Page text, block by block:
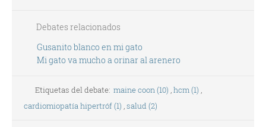
Debates relacionados
Gusanito blanco en mi gato
Mi gato va mucho a orinar al arenero
Etiquetas del debate:maine coon (10) ,hcm (1) ,
cardiomiopatía hipertróf (1) ,salud (2)